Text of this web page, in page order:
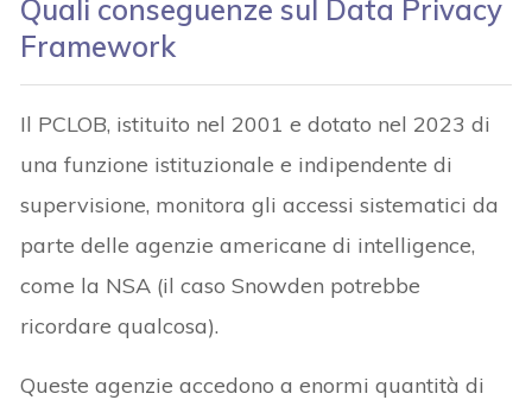
Quali conseguenze sul Data Privacy
Framework
Il PCLOB, istituito nel 2001 e dotato nel 2023 di
una funzione istituzionale e indipendente di
supervisione, monitora gli accessi sistematici da
parte delle agenzie americane di intelligence,
come la NSA (il caso Snowden potrebbe
ricordare qualcosa).
Queste agenzie accedono a enormi quantità di